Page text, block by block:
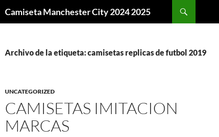
Camiseta Manchester City 2024 2025
Archivo de la etiqueta: camisetas replicas de futbol 2019
UNCATEGORIZED
CAMISETAS IMITACION
MARCAS